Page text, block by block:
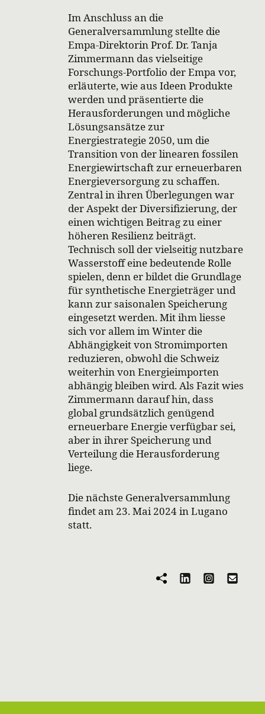
Im Anschluss an die
Generalversammlung stellte die
Empa-Direktorin Prof. Dr. Tanja
Zimmermann das vielseitige
Forschungs-Portfolio der Empa vor,
erläuterte, wie aus Ideen Produkte
werden und präsentierte die
Herausforderungen und mögliche
Lösungsansätze zur
Energiestrategie 2050, um die
Transition von der linearen fossilen
Energiewirtschaft zur erneuerbaren
Energieversorgung zu schaffen.
Zentral in ihren Überlegungen war
der Aspekt der Diversifizierung, der
einen wichtigen Beitrag zu einer
höheren Resilienz beiträgt.
Technisch soll der vielseitig nutzbare
Wasserstoff eine bedeutende Rolle
spielen, denn er bildet die Grundlage
für synthetische Energieträger und
kann zur saisonalen Speicherung
eingesetzt werden. Mit ihm liesse
sich vor allem im Winter die
Abhängigkeit von Stromimporten
reduzieren, obwohl die Schweiz
weiterhin von Energieimporten
abhängig bleiben wird. Als Fazit wies
Zimmermann darauf hin, dass
global grundsätzlich genügend
erneuerbare Energie verfügbar sei,
aber in ihrer Speicherung und
Verteilung die Herausforderung
liege.
Die nächste Generalversammlung
findet am 23. Mai 2024 in Lugano
statt.